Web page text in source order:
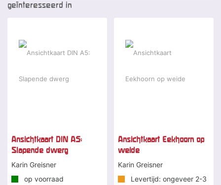
geïnteresseerd in
Ansichtkaart DIN A5:
Slapende dwerg
Karin Greisner
op voorraad
Ansichtkaart Eekhoorn op
weide
Karin Greisner
Levertijd: ongeveer 2-3